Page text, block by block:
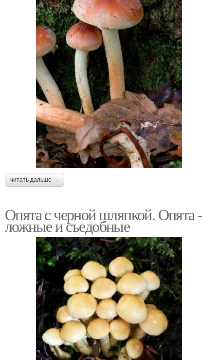
читать дальше →
Опята с черной шляпкой. Опята -
ложные и съедобные